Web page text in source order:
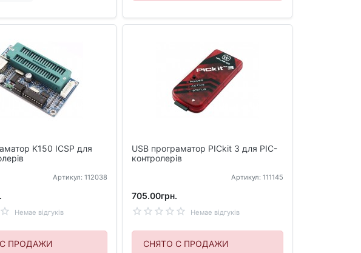
K150 ICSP для
Артикул: 112038
Немае відгуків
ПРОДАЖИ
USB програматор PICkit 3 для PIC-
контролерів
Артикул: 111145
705.00грн.
Немае відгуків
СНЯТО С ПРОДАЖИ